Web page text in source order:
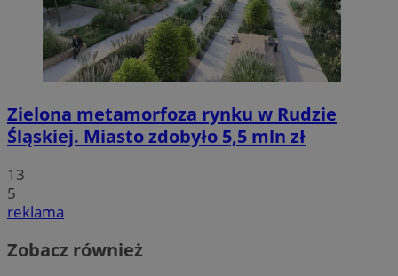
Zielona metamorfoza rynku w Rudzie
Śląskiej. Miasto zdobyło 5,5 mln zł
13
5
reklama
Zobacz również